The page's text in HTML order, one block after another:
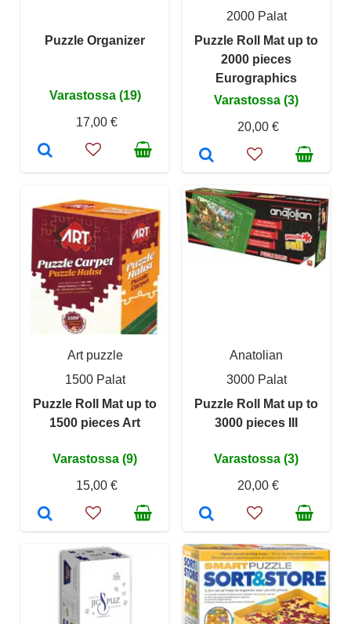
Puzzle Organizer
Varastossa (19)
17,00 €
2000 Palat
Puzzle Roll Mat up to
2000 pieces
Eurographics
Varastossa (3)
20,00 €
Art puzzle
1500 Palat
Puzzle Roll Mat up to
1500 pieces Art
Varastossa (9)
15,00 €
Anatolian
3000 Palat
Puzzle Roll Mat up to
3000 pieces III
Varastossa (3)
20,00 €